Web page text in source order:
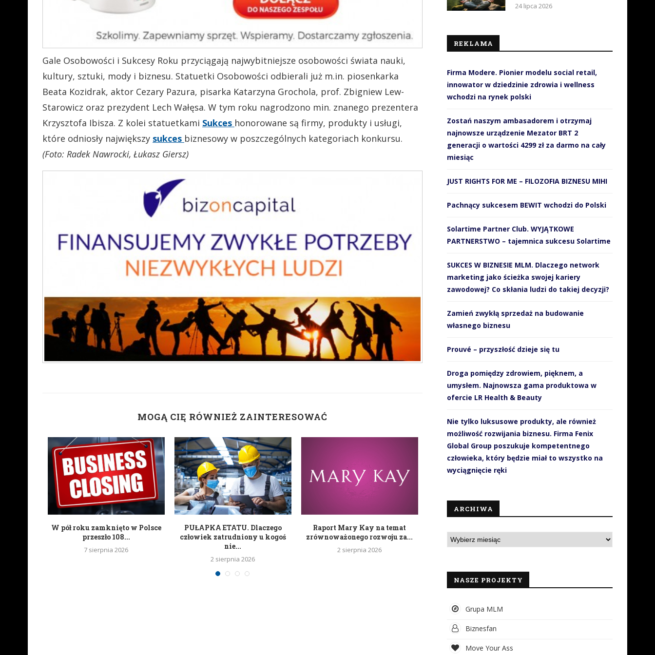
Gale Osobowości i Sukcesy Roku przyciągają najwybitniejsze osobowości świata nauki,
kultury, sztuki, mody i biznesu. Statuetki Osobowości odbierali już m.in. piosenkarka
Beata Kozidrak, aktor Cezary Pazura, pisarka Katarzyna Grochola, prof. Zbigniew Lew-
Starowicz oraz prezydent Lech Wałęsa. W tym roku nagrodzono min. znanego prezentera
Krzysztofa Ibisza. Z kolei statuetkami Sukces honorowane są firmy, produkty i usługi,
które odniosły największy sukces biznesowy w poszczególnych kategoriach konkursu.
(Foto: Radek Nawrocki, Łukasz Giersz)
MOGĄ CIĘ RÓWNIEŻ ZAINTERESOWAĆ
W pół roku zamknięto w Polsce
przeszło 108...
7 sierpnia 2026
PUŁAPKA ETATU. Dlaczego
człowiek zatrudniony u kogoś
nie...
2 sierpnia 2026
Raport Mary Kay na temat
zrównoważonego rozwoju za...
2 sierpnia 2026
tematu czyli dokumenty,...
blokada rozwoju
Polaków
24 lipca 2026
REKLAMA
Firma Modere. Pionier modelu social retail,
innowator w dziedzinie zdrowia i wellness
wchodzi na rynek polski
Zostań naszym ambasadorem i otrzymaj
najnowsze urządzenie Mezator BRT 2
generacji o wartości 4299 zł za darmo na cały
miesiąc
JUST RIGHTS FOR ME – FILOZOFIA BIZNESU MIHI
Pachnący sukcesem BEWIT wchodzi do Polski
Solartime Partner Club. WYJĄTKOWE
PARTNERSTWO – tajemnica sukcesu Solartime
SUKCES W BIZNESIE MLM. Dlaczego network
marketing jako ścieżka swojej kariery
zawodowej? Co skłania ludzi do takiej decyzji?
Zamień zwykłą sprzedaż na budowanie
własnego biznesu
Prouvé – przyszłość dzieje się tu
Droga pomiędzy zdrowiem, pięknem, a
umysłem. Najnowsza gama produktowa w
ofercie LR Health & Beauty
Nie tylko luksusowe produkty, ale również
możliwość rozwijania biznesu. Firma Fenix
Global Group poszukuje kompetentnego
człowieka, który będzie miał to wszystko na
wyciągnięcie ręki
ARCHIWA
NASZE PROJEKTY
Grupa MLM
Biznesfan
Move Your Ass